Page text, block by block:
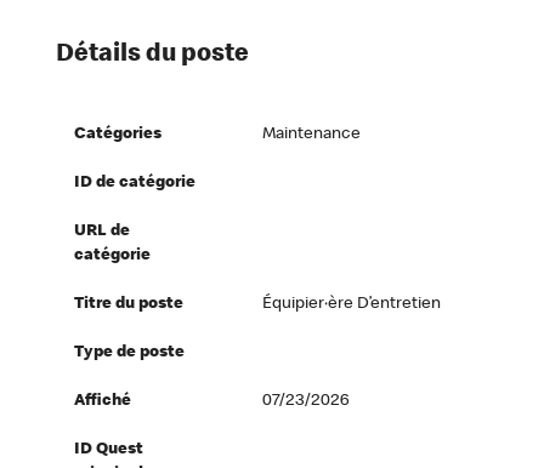
Détails du poste
Catégories Maintenance
ID de catégorie
URL de
catégorie
Titre du poste Équipier·ère D’entretien
Type de poste
Affiché 07/23/2026
ID Quest